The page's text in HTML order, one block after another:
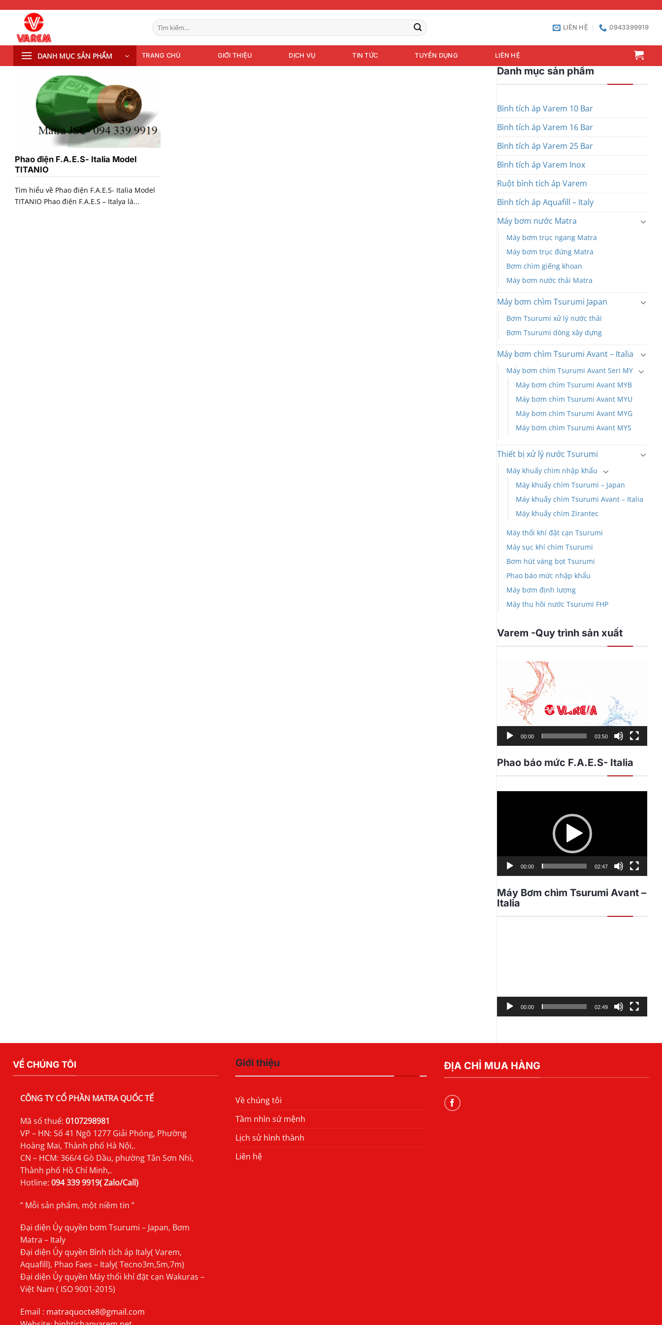
dung
Tìm
kiếm:
LIÊN HỆ 0943399919
DANH MỤC SẢN PHẨM TRANG CHỦ GIỚI THIỆU DỊCH VỤ TIN TỨC TUYỂN DỤNG LIÊN HỆ
Phao điện F.A.E.S- Italia Model
TITANIO
Tìm hiểu về Phao điện F.A.E.S- Italia Model
TITANIO Phao điện F.A.E.S – Italya là...
Danh mục sản phẩm
Bình tích áp Varem 10 Bar
Bình tích áp Varem 16 Bar
Bình tích áp Varem 25 Bar
Bình tích áp Varem Inox
Ruột bình tích áp Varem
Bình tích áp Aquafill – Italy
Máy bơm nước Matra
Máy bơm trục ngang Matra
Máy bơm trục đứng Matra
Bơm chìm giếng khoan
Máy bơm nước thải Matra
Máy bơm chìm Tsurumi Japan
Bơm Tsurumi xử lý nước thải
Bơm Tsurumi dòng xây dựng
Máy bơm chìm Tsurumi Avant – Italia
Máy bơm chìm Tsurumi Avant Seri MY
Máy bơm chìm Tsurumi Avant MYB
Máy bơm chìm Tsurumi Avant MYU
Máy bơm chìm Tsurumi Avant MYG
Máy bơm chìm Tsurumi Avant MYS
Thiết bị xử lý nước Tsurumi
Máy khuấy chìm nhập khẩu
Máy khuấy chìm Tsurumi – Japan
Máy khuấy chìm Tsurumi Avant – Italia
Máy khuấy chìm Zirantec
Máy thổi khí đặt cạn Tsurumi
Máy sục khí chìm Tsurumi
Bơm hút váng bọt Tsurumi
Phao báo mức nhập khẩu
Máy bơm định lượng
Máy thu hồi nước Tsurumi FHP
Varem -Quy trình sản xuất
Video
00:00 03:50
Phao báo mức F.A.E.S- Italia
00:00 02:47
Máy Bơm chìm Tsurumi Avant –
Italia
00:00 02:49
VỀ CHÚNG TÔI
CÔNG TY CỔ PHẦN MATRA QUỐC TẾ
Mã số thuế: 0107298981
VP – HN: Số 41 Ngõ 1277 Giải Phóng, Phường
Hoàng Mai, Thành phố Hà Nội,.
CN – HCM: 366/4 Gò Dầu, phường Tân Sơn Nhì,
Thành phố Hồ Chí Minh,.
Hotline: 094 339 9919( Zalo/Call)
” Mỗi sản phẩm, một niềm tin ”
Đại diện Ủy quyền bơm Tsurumi – Japan, Bơm
Matra – Italy
Đại diện Ủy quyền Bình tích áp Italy( Varem,
Aquafill), Phao Faes – Italy( Tecno3m,5m,7m)
Đại diện Ủy quyền Máy thổi khí đặt cạn Wakuras –
Việt Nam ( ISO 9001-2015)
Email : matraquocte8@gmail.com
Giới thiệu
Về chúng tôi
Tầm nhìn sứ mệnh
Lịch sử hình thành
Liên hệ
ĐỊA CHỈ MUA HÀNG